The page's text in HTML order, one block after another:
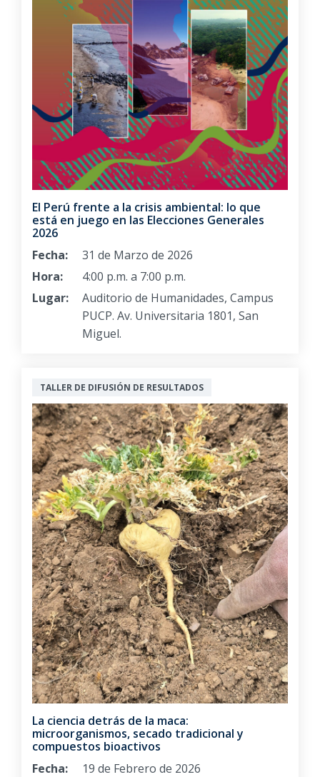
El Perú frente a la crisis ambiental: lo que
está en juego en las Elecciones Generales
2026
Fecha:
31 de Marzo de 2026
Hora:
4:00 p.m. a 7:00 p.m.
Lugar:
Auditorio de Humanidades, Campus
PUCP. Av. Universitaria 1801, San
Miguel.
TALLER DE DIFUSIÓN DE RESULTADOS
La ciencia detrás de la maca:
microorganismos, secado tradicional y
compuestos bioactivos
Fecha:
19 de Febrero de 2026